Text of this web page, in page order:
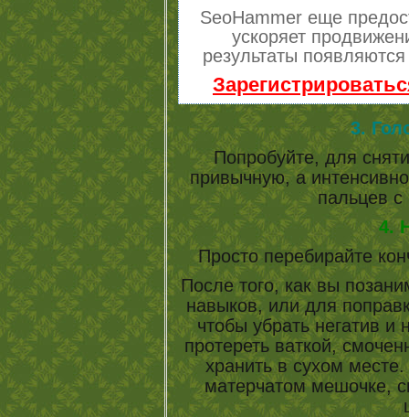
SeoHammer еще
ускоряет
результаты
3.
Попробуйте, для
привычную, а
пальцев
4.
Просто перебирайте
После того, как вы
навыков, или для
чтобы убрать негатив и
протереть ваткой,
хранить в сухом
матерчатом мешочке,